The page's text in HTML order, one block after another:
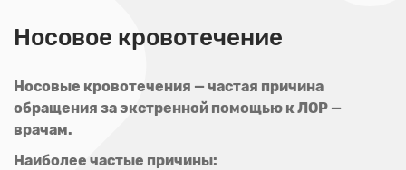
Носовое кровотечение
Носовые кровотечения — частая причина
обращения за экстренной помощью к ЛОР —
врачам.
Наиболее частые причины: